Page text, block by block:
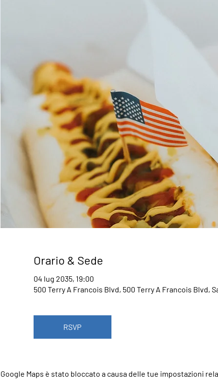
Orario & Sede
04 lug 2035, 19:00
500 Terry A Francois Blvd, 500 Terry A Francois Blvd,
RSVP
Google Maps è stato bloccato a causa delle tue impostazioni